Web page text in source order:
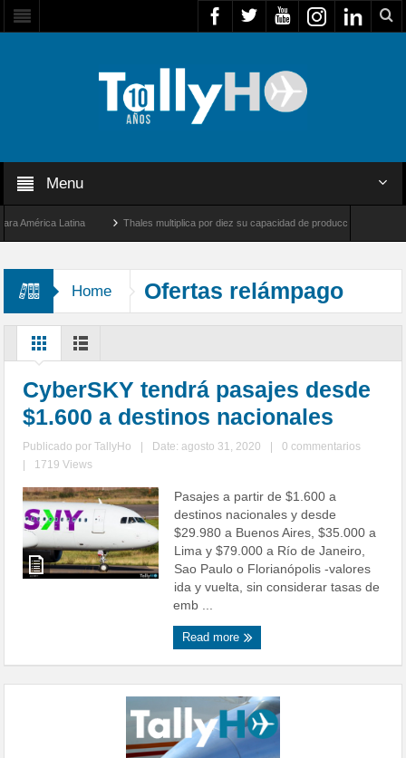
Menu
Latina Thales multiplica por diez su capacidad de producción de radares en
Home Ofertas relámpago
CyberSKY tendrá pasajes desde
$1.600 a destinos nacionales
Publicado porTallyHo Date: agosto 31, 2020
0 commentarios
1719 Views
Pasajes a partir de $1.600 a
destinos nacionales y desde
$29.980 a Buenos Aires, $35.000 a
Lima y $79.000 a Río de Janeiro,
Sao Paulo o Florianópolis -valores
ida y vuelta, sin considerar tasas de
emb ...
Read more